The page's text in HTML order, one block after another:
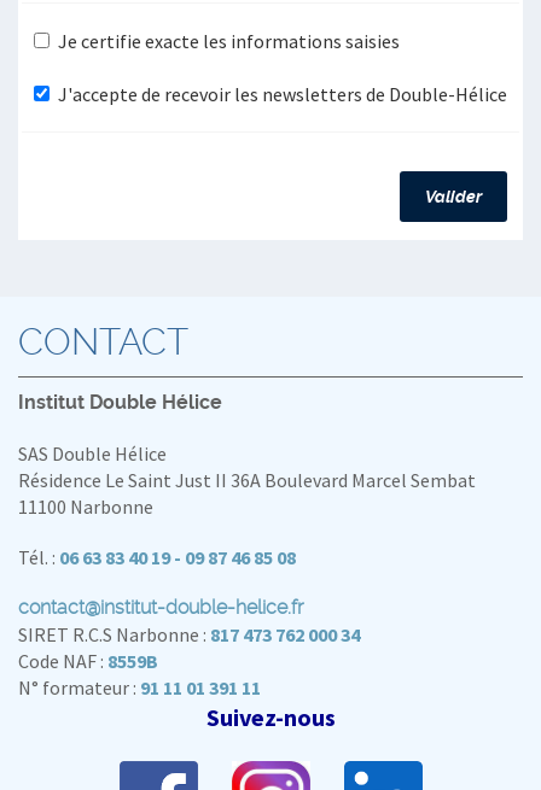
Je certifie exacte les informations saisies
J'accepte de recevoir les newsletters de Double-Hélice
Valider
CONTACT
Institut Double Hélice
SAS Double Hélice
Résidence Le Saint Just II 36A Boulevard Marcel Sembat
11100 Narbonne
Tél. : 06 63 83 40 19 - 09 87 46 85 08
contact@institut-double-helice.fr
SIRET R.C.S Narbonne : 817 473 762 000 34
Code NAF : 8559B
N° formateur : 91 11 01 391 11
Suivez-nous